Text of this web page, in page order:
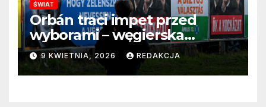
ŚWIAT
Orbán traci impet przed
wyborami – węgierska
propaganda przestaje
przekonywać
9 KWIETNIA, 2026 REDAKCJA